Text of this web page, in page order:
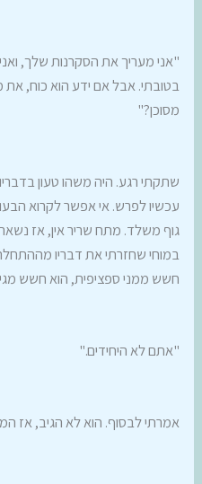
"אני מעריך את הסקרנות שלך,
בטובתי. אבל אם ידע הוא כוח, את
מסוכן?"
שתקתי רגע. היה משהו טעון
עכשיו לפרש. אי אפשר לקרוא
גוף משלד. מתח שריר אין, אז
במוחי שחזרתי את דבריו
חשש ממני ספציפית, הוא חשש
"אתם לא היחידים."
אמרתי לבסוף. הוא לא הגיב, אז